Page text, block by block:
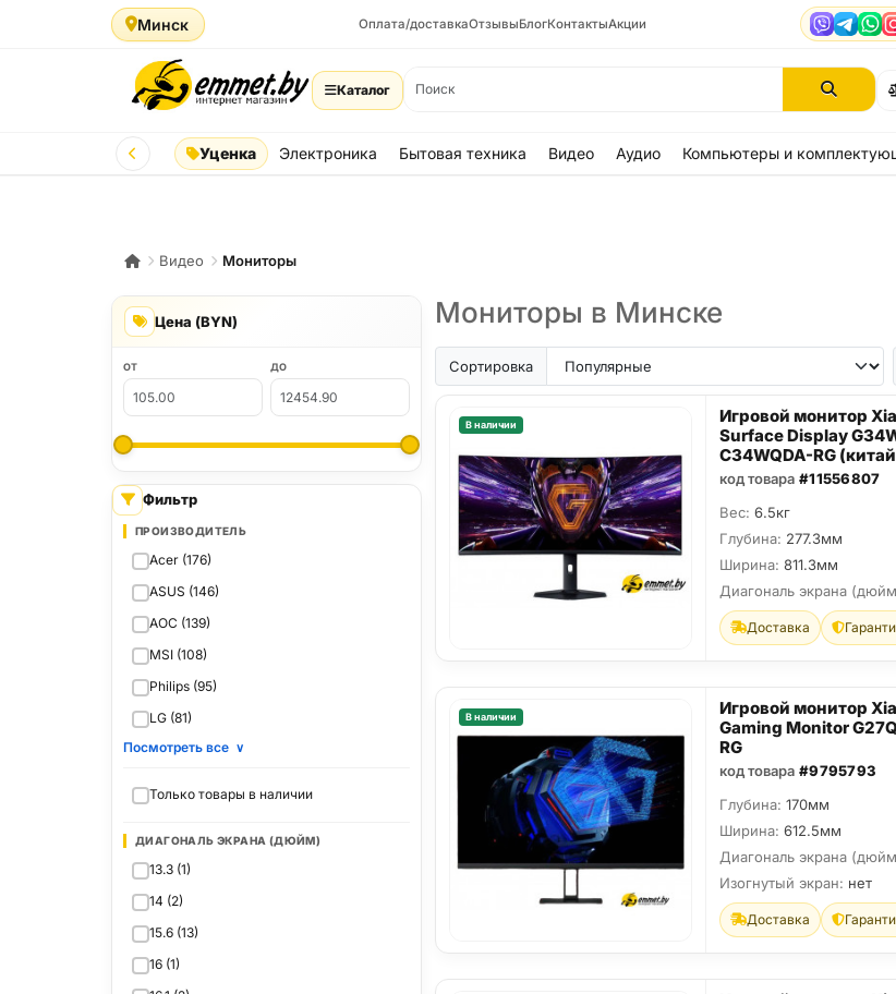
Минск Оплата/доставкаОтзывыБлогКонтактыАкции Viber
Каталог
Уценка Электроника Бытовая техника Видео Аудио Компьютеры и
Видео Мониторы
Цена (BYN)
ОТ ДО
Фильтр
ПРОИЗВОДИТЕЛЬ
Acer (176)
ASUS (146)
AOC (139)
MSI (108)
Philips (95)
LG (81)
Посмотреть все ∨
Только товары в наличии
ДИАГОНАЛЬ ЭКРАНА (ДЮЙМ)
13.3 (1)
14 (2)
15.6 (13)
16 (1)
Мониторы в Минске
Сортировка
В наличии
Игровой монитор
Surface Display
C34WQDA-RG
код товара #11556807
Вес: 6.5кг
Глубина: 277.3мм
Ширина: 811.3мм
Диагональ экрана
Доставка
В наличии
Игровой монитор
Gaming Monitor
RG
код товара #9795793
Глубина: 170мм
Ширина: 612.5мм
Диагональ экрана
Изогнутый экран: нет
Доставка